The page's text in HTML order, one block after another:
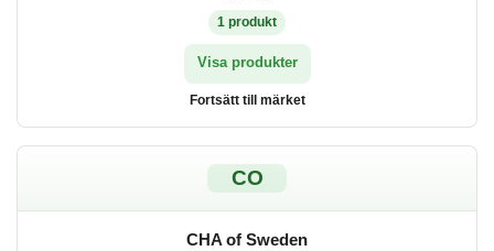
1 produkt
Visa produkter
Fortsätt till märket
CO
CHA of Sweden